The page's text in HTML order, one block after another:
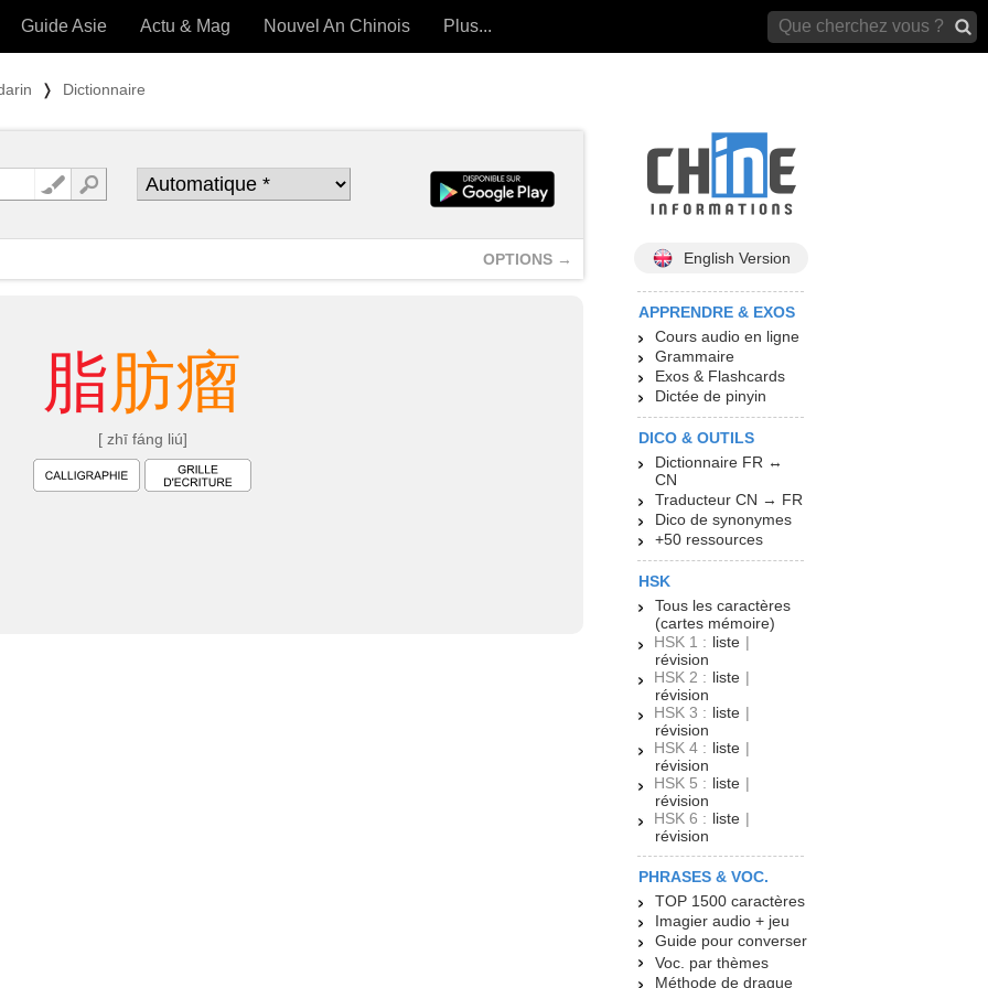
OUTILS) »
Guide Asie Actu & Mag Nouvel An Chinois Plus...
❭ Dictionnaire
OPTIONS →
脂肪瘤
[ zhī fáng liú]
English Version
APPRENDRE & EXOS
Cours audio en ligne
Grammaire
Exos & Flashcards
Dictée de pinyin
DICO & OUTILS
Dictionnaire FR ↔
CN
Traducteur CN → FR
Dico de synonymes
+50 ressources
HSK
Tous les caractères
(cartes mémoire)
HSK 1 : liste |
révision
HSK 2 : liste |
révision
HSK 3 : liste |
révision
HSK 4 : liste |
révision
HSK 5 : liste |
révision
HSK 6 : liste |
révision
PHRASES & VOC.
TOP 1500 caractères
Imagier audio + jeu
Guide pour converser
Voc. par thèmes
Méthode de drague